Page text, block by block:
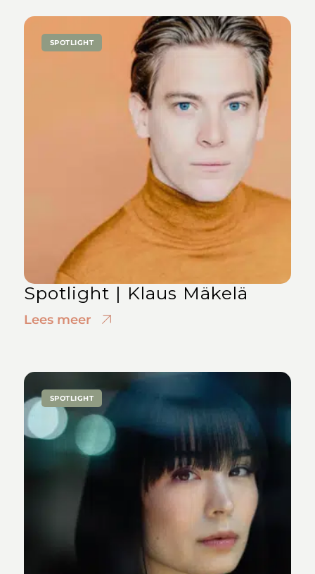
SPOTLIGHT
Spotlight | Klaus Mäkelä
Lees meer
SPOTLIGHT